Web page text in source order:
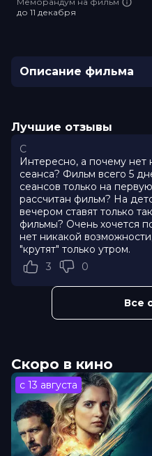
до 11 декабря
Описание фильма
масштабный
человечеству «второй
вдохновили миллионы.
осталось тайной.
Бунтарь. Легендарный
его открытия, его
Оценка 7.1/ 10
6.6
Год
Жером
Актеры
Ламбер
Рогер
Нилл
Продюсеры
Оливье
Филипп
Сценаристы
Жером
Мишель
Жанр
Лучшие отзывы
С
Интересно, а почему нет
сеанса? Фильм всего 5
сеансов только на
рассчитан фильм? На
вечером ставят только
фильмы? Очень хочется
нет никакой
"крутят" только утром.
3
0
Все
Скоро в кино
с 13 августа